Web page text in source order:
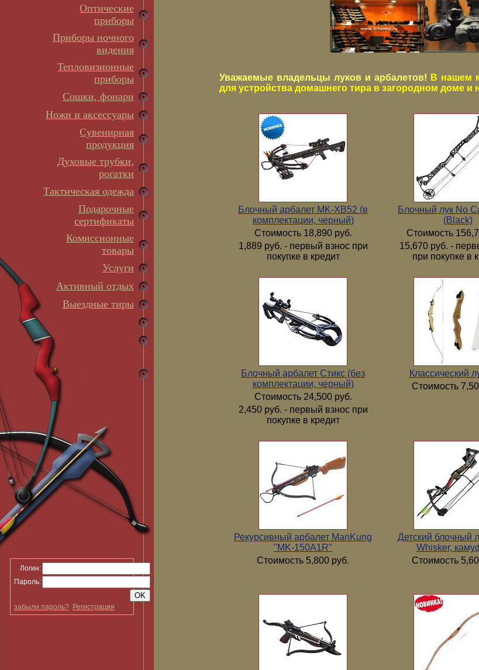
Оптические
приборы
Приборы ночного
видения
Тепловизионные
приборы
Сошки, фонари
Ножи и аксессуары
Сувенирная
продукция
Духовые трубки,
рогатки
Тактическая одежда
Подарочные
сертификаты
Комиссионные
товары
Услуги
Активный отдых
Выездные тиры
Логин:
Пароль:
забыли пароль? Регистрация
Уважаемые владельцы луков и арбалетов! В нашем
для устройства домашнего тира в загородном доме и
Блочный арбалет MK-XB52 (в
комплектации, черный)
Стоимость 18,890 руб.
1,889 руб. - первый взнос при
покупке в кредит
Блочный лук No
(Black)
Стоимость
15,670 руб. -
при покупке в
Блочный арбалет Стикс (без
комплектации, черный)
Стоимость 24,500 руб.
2,450 руб. - первый взнос при
покупке в кредит
Классический
Стоимость
Рекурсивный арбалет ManKung
"MK-150А1R"
Стоимость 5,800 руб.
Детский блочный
Whisker,
Стоимость